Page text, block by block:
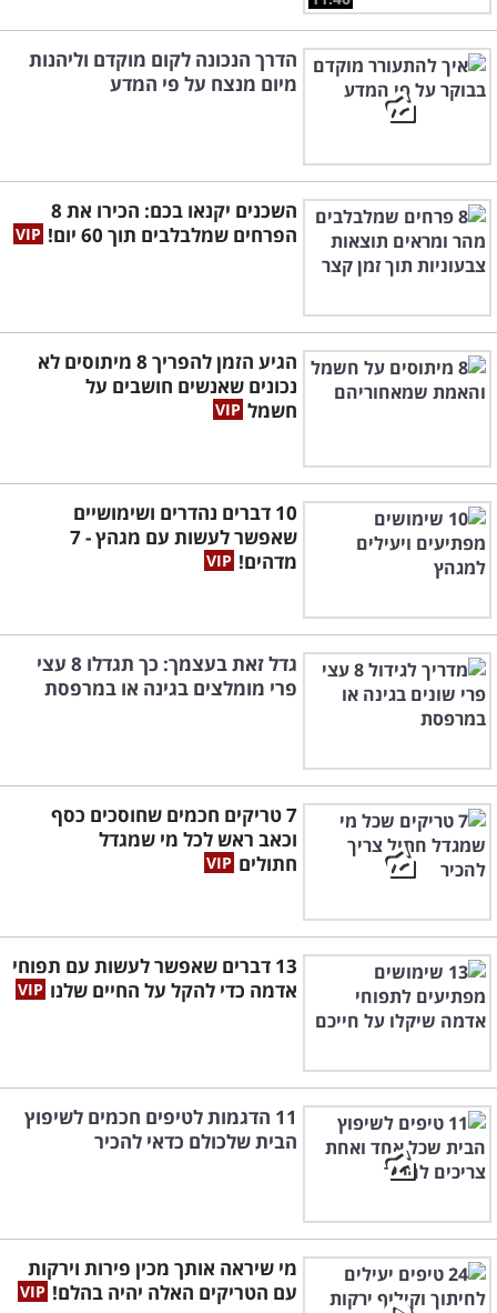
הדרך הנכונה לקום מוקדם וליהנות
מיום מנצח על פי המדע
השכנים יקנאו בכם: הכירו את 8
הפרחים שמלבלבים תוך 60 יום!
הגיע הזמן להפריך 8 מיתוסים לא
נכונים שאנשים חושבים על
חשמל
10 דברים נהדרים ושימושיים
שאפשר לעשות עם מגהץ - 7
מדהים!
גדל זאת בעצמך: כך תגדלו 8 עצי
פרי מומלצים בגינה או במרפסת
7 טריקים חכמים שחוסכים כסף
וכאב ראש לכל מי שמגדל
חתולים
13 דברים שאפשר לעשות עם תפוחי
אדמה כדי להקל על החיים שלנו
11 הדגמות לטיפים חכמים לשיפוץ
הבית שלכולם כדאי להכיר
מי שיראה אותך מכין פירות וירקות
עם הטריקים האלה יהיה בהלם!